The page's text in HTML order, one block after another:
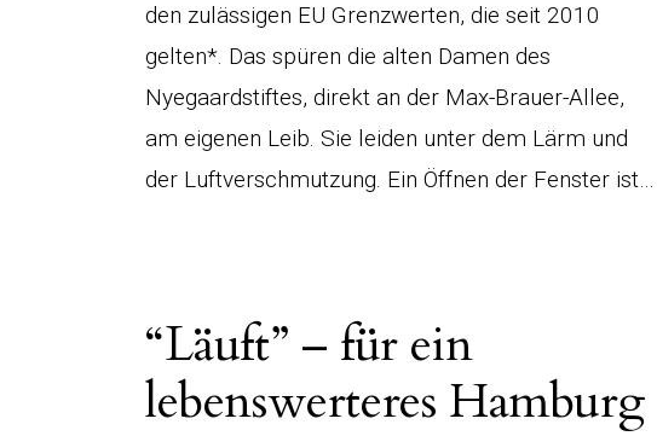
den zulässigen EU Grenzwerten, die seit 2010
gelten*. Das spüren die alten Damen des
Nyegaardstiftes, direkt an der Max-Brauer-Allee,
am eigenen Leib. Sie leiden unter dem Lärm und
der Luftverschmutzung. Ein Öffnen der Fenster ist…
“Läuft” – für ein
lebenswerteres Hamburg